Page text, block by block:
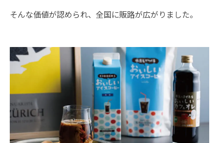
そんな価値が認められ、全国に販路が広がりました。